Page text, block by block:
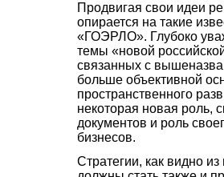
Продвигая свои идеи
опирается на такие
«ГОЭРЛО». Глубоко
темы «новой
связанных с
больше объективной
пространственного
некоторая новая роль,
документов и роль
бизнесов.
Стратегии, как видно